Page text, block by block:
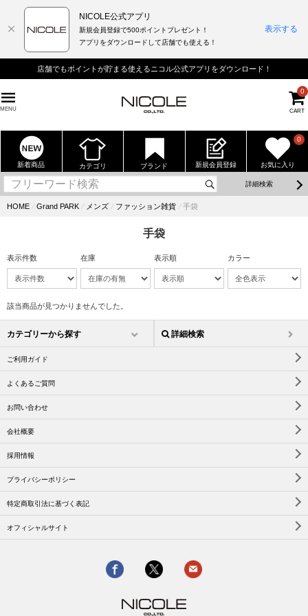
店舗でもポイントが貯まる使えるニコル公式アプリをダウンロード！
MENU CART
0
新着商品 カテゴリ ブランド 新規会員登録 お気に入り
0
詳細検索
HOME ⁄ Grand PARK ⁄ メンズ ⁄ ファッション雑貨 ⁄ 手袋
手袋
表示件数 在庫 表示順 カラー
該当商品が見つかりませんでした。
カテゴリーから探す 詳細検索
ご利用ガイド
よくあるご質問
お問い合わせ
会社概要
採用情報
プライバシーポリシー
特定商取引法に基づく表記
オフィシャルサイト
NICOLE公式アプリ
新規会員登録で500ポイントプレゼント！
アプリをダウンロードして店舗でも使える！
表示する